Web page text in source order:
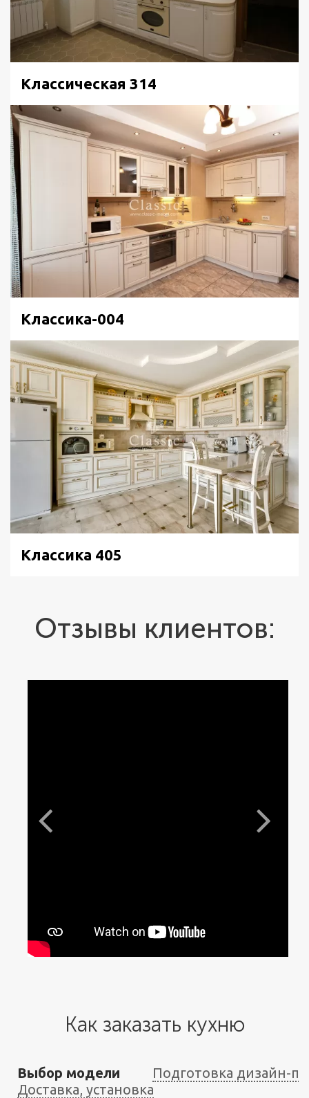
Классическая 314
Классика-004
Классика 405
Отзывы клиентов:
Как заказать кухню
Выбор модели
Подготовка дизайн-
Доставка, установка